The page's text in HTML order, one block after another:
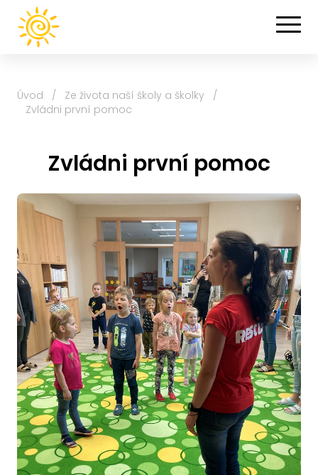
Úvod / Ze života naší školy a školky
/
Zvládni první pomoc
Zvládni první pomoc